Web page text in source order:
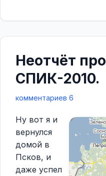
Неотчёт про
СПИК-2010.
комментариев 6
Ну вот я и
вернулся
домой в
Псков, и
даже успел